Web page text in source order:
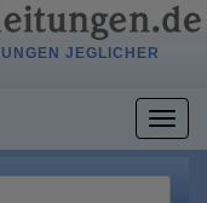
JEGLICHER